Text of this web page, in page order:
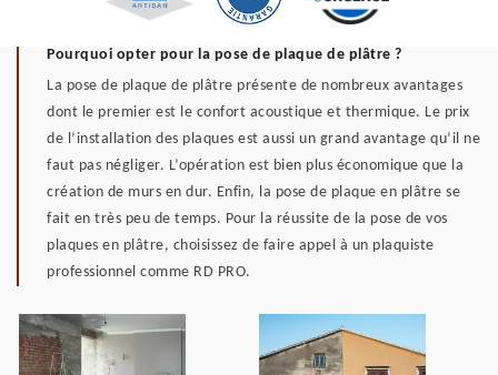
Pourquoi opter pour la pose de plaque de plâtre ?
La pose de plaque de plâtre présente de nombreux avantages
dont le premier est le confort acoustique et thermique. Le prix
de l’installation des plaques est aussi un grand avantage qu’il ne
faut pas négliger. L’opération est bien plus économique que la
création de murs en dur. Enfin, la pose de plaque en plâtre se
fait en très peu de temps. Pour la réussite de la pose de vos
plaques en plâtre, choisissez de faire appel à un plaquiste
professionnel comme RD PRO.